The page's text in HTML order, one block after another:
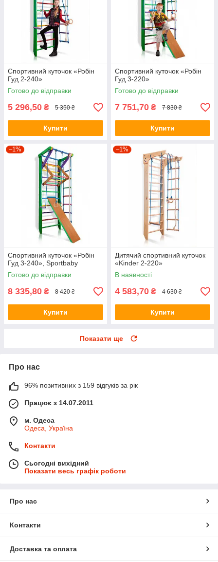
Спортивний куточок «Робін
Гуд 2-240»
Готово до відправки
5 296,50 ₴ 5 350 ₴
Купити
Спортивний куточок «Робін
Гуд 3-220»
Готово до відправки
7 751,70 ₴ 7 830 ₴
Купити
–1%
Спортивний куточок «Робін
Гуд 3-240», Sportbaby
Готово до відправки
8 335,80 ₴ 8 420 ₴
Купити
–1%
Дитячий спортивний куточок
«Kinder 2-220»
В наявності
4 583,70 ₴ 4 630 ₴
Купити
Показати ще
Про нас
96% позитивних з 159 відгуків за рік
Працює з 14.07.2011
м. Одеса
Одеса, Україна
Контакти
Сьогодні вихідний
Показати весь графік роботи
Про нас
Контакти
Доставка та оплата